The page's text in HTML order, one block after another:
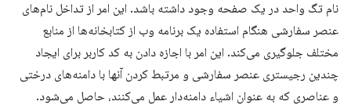
نام تگ واحد در یک صفحه وجود داشته باشد. این امر از تداخل نام‌های
عنصر سفارشی هنگام استفاده یک برنامه وب از کتابخانه‌ها از منابع
مختلف جلوگیری می‌کند. این امر با اجازه دادن به کد کاربر برای ایجاد
چندین رجیستری عنصر سفارشی و مرتبط کردن آنها با دامنه‌های درختی
و عناصری که به عنوان اشیاء دامنه‌دار عمل می‌کنند، حاصل می‌شود.